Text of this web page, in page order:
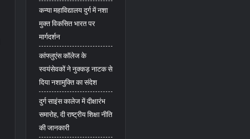
कन्या महाविद्यालय दुर्ग में नशा
मुक्त विकसित भारत पर
मार्गदर्शन
कांफ्लुएंस कॉलेज के
स्वयंसेवकों ने नुक्कड़ नाटक से
दिया नशामुक्ति का संदेश
दुर्ग साइंस कालेज में दीक्षारंभ
समारोह, दी राष्ट्रीय शिक्षा नीति
की जानकारी